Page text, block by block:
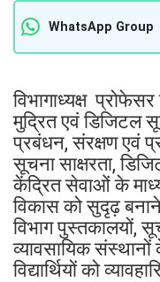
WhatsApp Group
विभागाध्यक्ष प्रोफेसर
मुद्रित एवं डिजिटल
प्रबंधन, संरक्षण एवं
सूचना साक्षरता,
केंद्रित सेवाओं के
विकास को सुदृढ़
विभाग पुस्तकालयों,
व्यावसायिक
विद्यार्थियों को